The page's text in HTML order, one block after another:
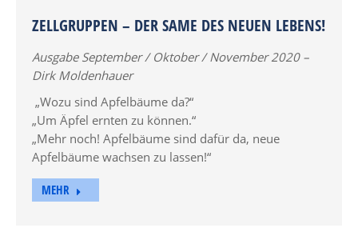
ZELLGRUPPEN – DER SAME DES NEUEN LEBENS!
Ausgabe September / Oktober / November 2020 –
Dirk Moldenhauer
„Wozu sind Apfelbäume da?“
„Um Äpfel ernten zu können.“
„Mehr noch! Apfelbäume sind dafür da, neue
Apfelbäume wachsen zu lassen!“
MEHR